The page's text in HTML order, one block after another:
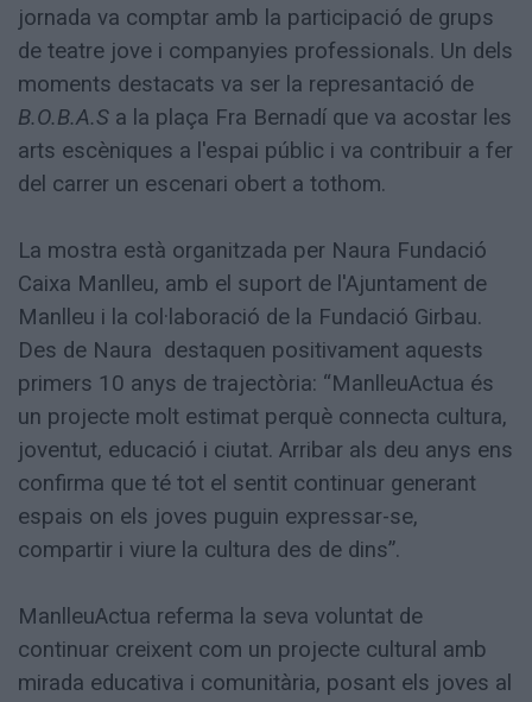
jornada va comptar amb la participació de grups
de teatre jove i companyies professionals. Un dels
moments destacats va ser la represantació de
B.O.B.A.S a la plaça Fra Bernadí que va acostar les
arts escèniques a l'espai públic i va contribuir a fer
del carrer un escenari obert a tothom.
La mostra està organitzada per Naura Fundació
Caixa Manlleu, amb el suport de l'Ajuntament de
Manlleu i la col·laboració de la Fundació Girbau.
Des de Naura destaquen positivament aquests
primers 10 anys de trajectòria: “ManlleuActua és
un projecte molt estimat perquè connecta cultura,
joventut, educació i ciutat. Arribar als deu anys ens
confirma que té tot el sentit continuar generant
espais on els joves puguin expressar-se,
compartir i viure la cultura des de dins”.
ManlleuActua referma la seva voluntat de
continuar creixent com un projecte cultural amb
mirada educativa i comunitària, posant els joves al